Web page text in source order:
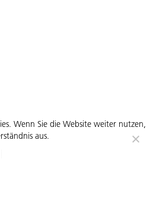
Wenn Sie die Website weiter nutzen,
aus.